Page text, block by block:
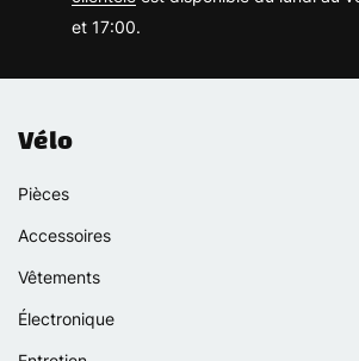
et 17:00.
Vélo
Pièces
Accessoires
Vêtements
Électronique